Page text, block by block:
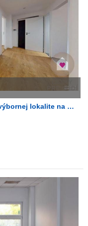
BA/KRAMÁRE - Prenájom 3i bytu vo výbornej lokalite na Kramároch